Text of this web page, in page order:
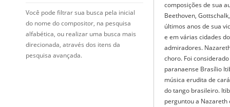
Você pode filtrar sua busca pela inicial
do nome do compositor, na pesquisa
alfabética, ou realizar uma busca mais
direcionada, através dos itens da
pesquisa avançada.
composições de sua
Beethoven,
últimos anos de sua
e em várias cidades
admiradores.
choro. Foi
paranaense Brasílio
música erudita de
do tango brasileiro.
perguntou a Nazareth